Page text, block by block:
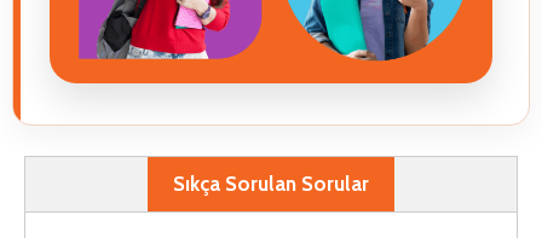
Sıkça Sorulan Sorular